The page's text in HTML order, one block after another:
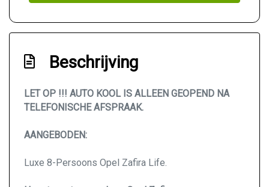
Beschrijving
LET OP !!! AUTO KOOL IS ALLEEN GEOPEND NA
TELEFONISCHE AFSPRAAK.
AANGEBODEN:
Luxe 8-Persoons Opel Zafira Life.